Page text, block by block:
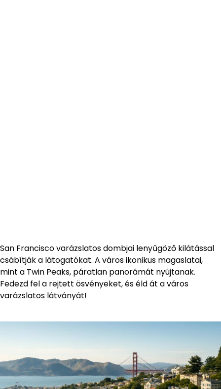
San Francisco varázslatos dombjai lenyűgöző kilátással
csábítják a látogatókat. A város ikonikus magaslatai,
mint a Twin Peaks, páratlan panorámát nyújtanak.
Fedezd fel a rejtett ösvényeket, és éld át a város
varázslatos látványát!